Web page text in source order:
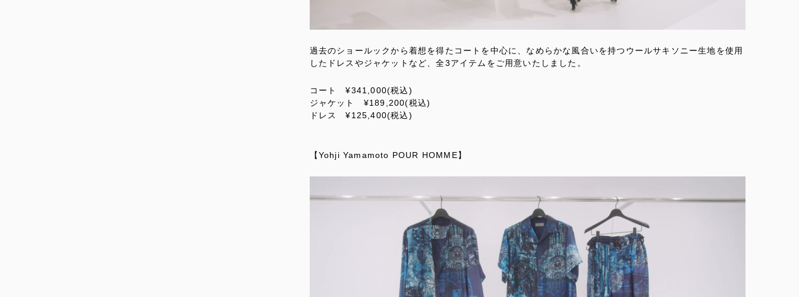
過去のショールックから着想を得たコートを中心に、なめらかな風合いを持つウールサキソニー生地を使用
したドレスやジャケットなど、全3アイテムをご用意いたしました。
コート ¥341,000(税込)
ジャケット ¥189,200(税込)
ドレス ¥125,400(税込)
【Yohji Yamamoto POUR HOMME】